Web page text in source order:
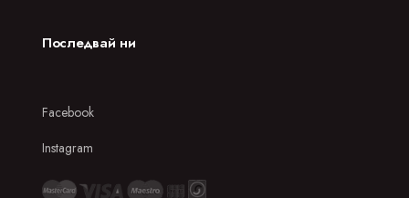
Последвай ни
Facebook
Instagram